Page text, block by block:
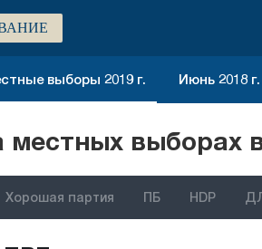
выборы 2019 г. Июнь 2018
выборах
Хорошая партия ПБ HDP